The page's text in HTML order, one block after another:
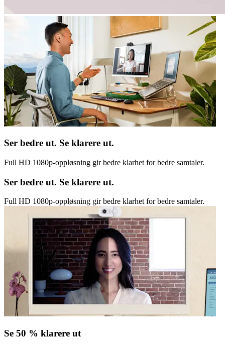
Ser bedre ut. Se klarere ut.
Full HD 1080p-oppløsning gir bedre klarhet for bedre samtaler.
Ser bedre ut. Se klarere ut.
Full HD 1080p-oppløsning gir bedre klarhet for bedre samtaler.
Se 50 % klarere ut